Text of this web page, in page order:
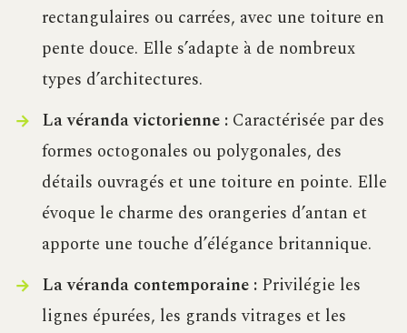
rectangulaires ou carrées, avec une toiture en
pente douce. Elle s’adapte à de nombreux
types d’architectures.
La véranda victorienne :Caractérisée par des
formes octogonales ou polygonales, des
détails ouvragés et une toiture en pointe. Elle
évoque le charme des orangeries d’antan et
apporte une touche d’élégance britannique.
La véranda contemporaine :Privilégie les
lignes épurées, les grands vitrages et les